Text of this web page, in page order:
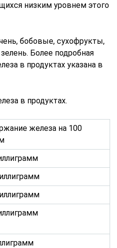
низким уровнем этого
бобовые, сухофрукты,
Более подробная
в продуктах указана в
в продуктах.
железа на 100